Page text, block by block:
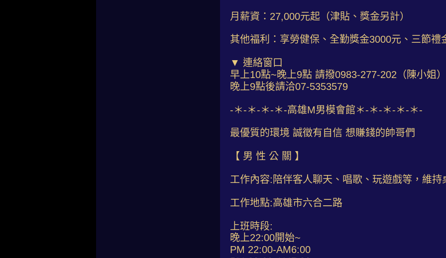
月薪資：27,000元起（津貼、獎金另計）
其他福利：享勞健保、全勤獎金3000元、三節禮
▼ 連絡窗口
早上10點~晚上9點 請撥0983-277-202（陳小姐）
晚上9點後請洽07-5353579
-＊-＊-＊-＊-高雄M男模會館＊-＊-＊-＊-＊-
最優質的環境 誠徵有自信 想賺錢的帥哥們
【 男 性 公 關 】
工作內容:陪伴客人聊天、唱歌、玩遊戲等，維持
工作地點:高雄市六合二路
上班時段:
晚上22:00開始~
PM 22:00-AM6:00